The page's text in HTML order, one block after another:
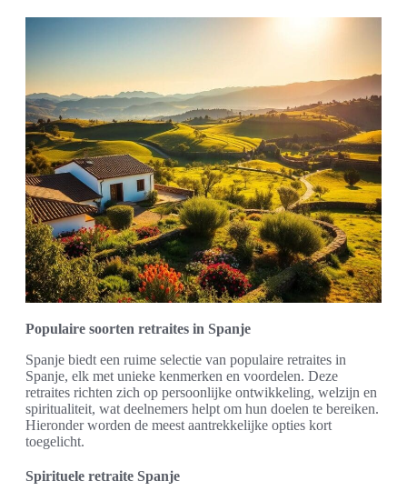
Populaire soorten retraites in Spanje
Spanje biedt een ruime selectie van populaire retraites in
Spanje, elk met unieke kenmerken en voordelen. Deze
retraites richten zich op persoonlijke ontwikkeling, welzijn en
spiritualiteit, wat deelnemers helpt om hun doelen te bereiken.
Hieronder worden de meest aantrekkelijke opties kort
toegelicht.
Spirituele retraite Spanje